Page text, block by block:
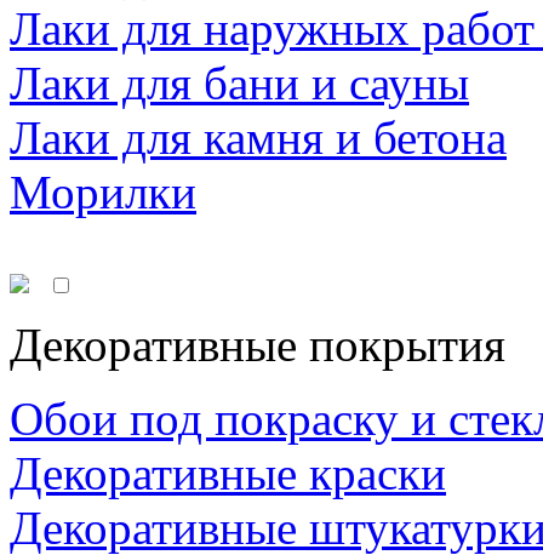
Лаки для наружных
Лаки для бани и сауны
Лаки для камня и бетона
Морилки
Декоративные покрытия
Обои под покраску и
Декоративные краски
Декоративные